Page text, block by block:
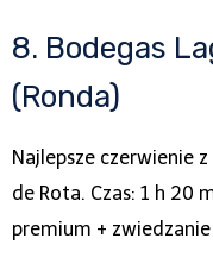
8. Bodegas
(Ronda)
Najlepsze czerwienie
de Rota. Czas: 1 h 20
premium +